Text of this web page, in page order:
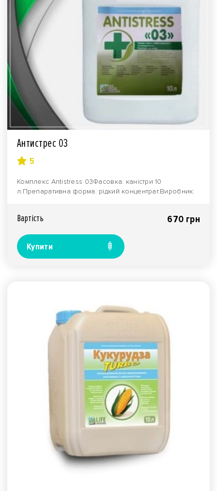
Антистрес 03
5
Комплекс Antistress 03Фасовка: каністри 10
л.Препаративна форма: рідкий концентрат.Виробник:
Вартiсть 670 грн
Купити